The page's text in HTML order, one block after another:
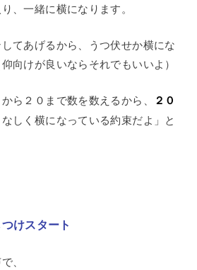
、一緒に横になります。
てあげるから、うつ伏せか横にな
向けが良いならそれでもいいよ）
ら２０まで数を数えるから、
２０
しく横になっている約束だよ」と
けスタート
、